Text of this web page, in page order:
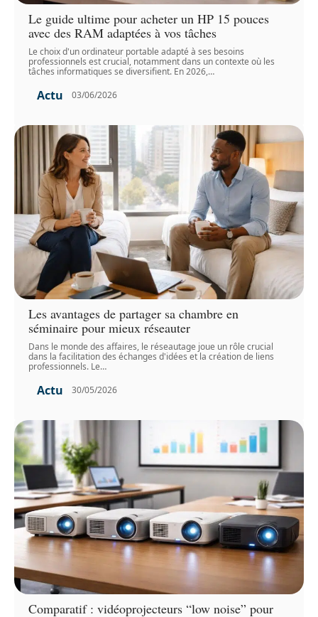
Le guide ultime pour acheter un HP 15 pouces
avec des RAM adaptées à vos tâches
Le choix d'un ordinateur portable adapté à ses besoins
professionnels est crucial, notamment dans un contexte où les
tâches informatiques se diversifient. En 2026,…
Actu 03/06/2026
Les avantages de partager sa chambre en
séminaire pour mieux réseauter
Dans le monde des affaires, le réseautage joue un rôle crucial
dans la facilitation des échanges d'idées et la création de liens
professionnels. Le…
Actu 30/05/2026
Comparatif : vidéoprojecteurs “low noise” pour